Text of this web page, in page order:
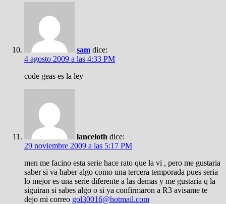
sam dice:
4 agosto 2009 a las 4:33 PM
code geas es la ley
lanceloth dice:
29 noviembre 2009 a las 5:17 PM
men me facino esta serie hace rato que la vi , pero me gustaria
saber si va haber algo como una tercera temporada pues seria
lo mejor es una serie diferente a las demas y me gustaria q la
siguiran si sabes algo o si ya confirmaron a R3 avisame te
dejo mi correo gol30016@hotmail.com